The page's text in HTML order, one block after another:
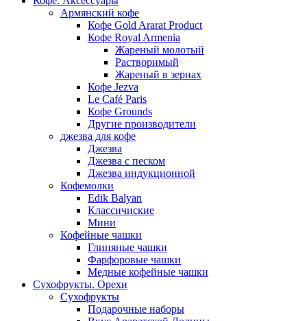
Армянский кофе
Кофе Gold Ararat Product
Кофе Royal Armenia
Жареный молотый
Растворимый
Жареный в зернах
Кофе Jezva
Le Café Paris
Кофе Grounds
Другие производители
джезва для кофе
Джезва
Джезва с песком
Джезва индукционной
Кофемолки
Edik Balyan
Классичиские
Мини
Кофейные чашки
Глиняные чашки
Фарфоровые чашки
Медные кофейные чашки
Сухофрукты. Орехи
Сухофрукты
Подарочные наборы